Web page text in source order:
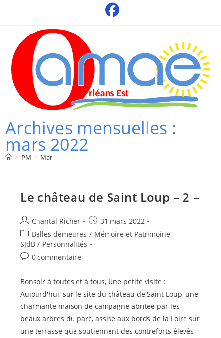
Archives mensuelles :
mars 2022
> PM > Mar
Le château de Saint Loup – 2 –
Auteur/autrice
de
la
publication :
Chantal Richer
Publication
publiée :
31 mars 2022
Post
category:
Belles demeures / Mémoire et Patrimoine -
SJdB / Personnalités
Commentaires
la
0 commentaire
Bonsoir à toutes et à tous, Une petite visite :
Aujourd'hui, sur le site du château de Saint Loup, une
charmante maison de campagne abritée par les
beaux arbres du parc, assise aux bords de la Loire sur
une terrasse que soutiennent des contreforts élevés